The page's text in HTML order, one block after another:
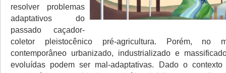
resolver problemas
adaptativos do
passado caçador-
coletor pleistocênico pré-agricultura. Porém, no
contemporâneo urbanizado, industrializado e
evoluídas podem ser mal-adaptativas. Dado o contexto